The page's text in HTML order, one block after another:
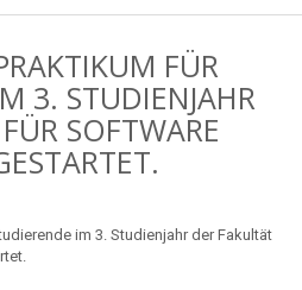
FÜR
3. STUDIENJAHR
SOFTWARE
im 3. Studienjahr der Fakultät